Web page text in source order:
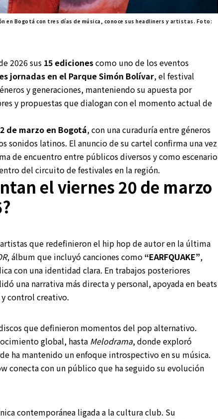
en Bogotá con tres días de música, conoce sus headliners y artistas. Foto:
2026 sus 15 edicionescomo uno de los eventos
jornadas en el Parque Simón Bolívar, el festival
y generaciones, manteniendo su apuesta por
y propuestas que dialogan con el momento actual de
de marzo en Bogotá, con una curaduría entre géneros
sonidos latinos. El anuncio de su cartel confirma una vez
de encuentro entre públicos diversos y como escenario
del circuito de festivales en la región.
el viernes 20 de marzo
que redefinieron el hip hop de autor en la última
, álbum que incluyó canciones como“EARFQUAKE”,
con una identidad clara. En trabajos posteriores
una narrativa más directa y personal, apoyada en beats
control creativo.
que definieron momentos del pop alternativo.
global, hasta Melodrama, donde exploró
ha mantenido un enfoque introspectivo en su música.
conecta con un público que ha seguido su evolución
contemporánea ligada a la cultura club. Su